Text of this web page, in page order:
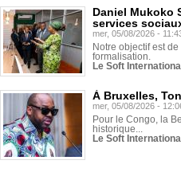
Daniel Mukoko
services
mer, 05/08/2026 -
Notre objectif est
formalisation.
Le Soft
À Bruxelles,
mer, 05/08/2026 -
Pour le Congo, la
historique...
Le Soft